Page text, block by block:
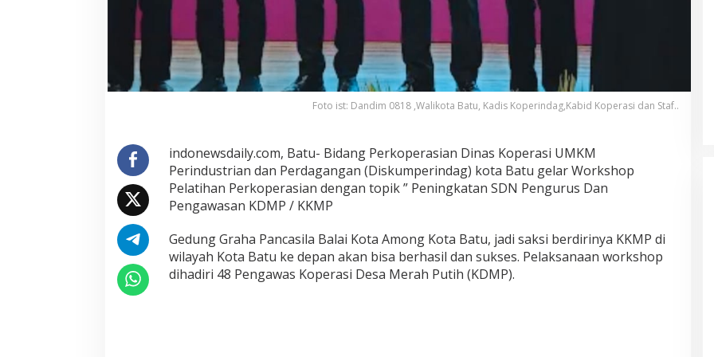
s
h
a
d
a
P
n
g
u
r
Foto ist: Dandim 0818 ,Walikota Batu, Kadis Koperindag,Kabid Koperasi dan Staf..
indonewsdaily.com, Batu- Bidang Perkoperasian Dinas Koperasi UMKM
Perindustrian dan Perdagangan (Diskumperindag) kota Batu gelar Workshop
Pelatihan Perkoperasian dengan topik ” Peningkatan SDN Pengurus Dan
Pengawasan KDMP / KKMP
Gedung Graha Pancasila Balai Kota Among Kota Batu, jadi saksi berdirinya KKMP di
wilayah Kota Batu ke depan akan bisa berhasil dan sukses. Pelaksanaan workshop
dihadiri 48 Pengawas Koperasi Desa Merah Putih (KDMP).
Akademisi UNJ Kenalkan AI
sebagai Reflective Feedback Tool
untuk Guru SD Kota Depok